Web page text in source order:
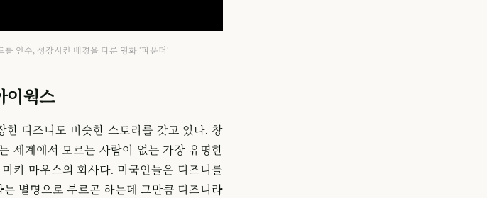
인수, 성장시킨 배경을 다룬 영화 '파운더'
이웍스
디즈니도 비슷한 스토리를 갖고 있다. 창
세계에서 모르는 사람이 없는 가장 유명한
키 마우스의 회사다. 미국인들은 디즈니를
별명으로 부르곤 하는데 그만큼 디즈니라